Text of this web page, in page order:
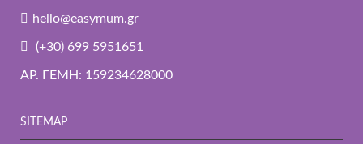
hello@easymum.gr
(+30) 699 5951651
ΑΡ. ΓΕΜΗ: 159234628000
SITEMAP